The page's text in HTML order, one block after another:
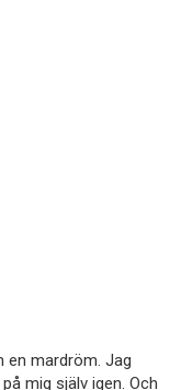
en mardröm. Jag
mig själv igen. Och